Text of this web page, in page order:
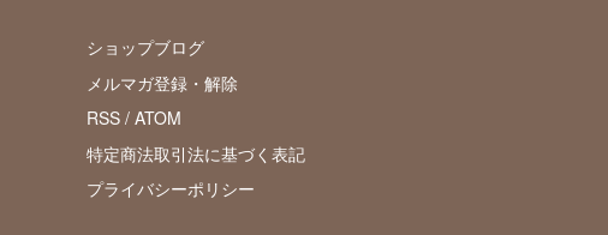
ショップブログ
メルマガ登録・解除
RSS / ATOM
特定商法取引法に基づく表記
プライバシーポリシー